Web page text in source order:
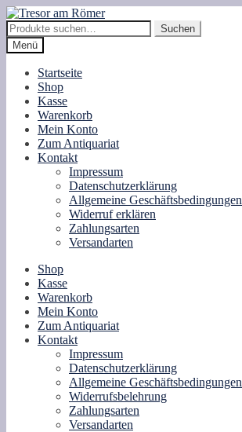
Zur
Navigation
springen
Zum
Inhalt
springen
Suche
nach:
Suchen
Menü
Startseite
Shop
Kasse
Warenkorb
Mein Konto
Zum Antiquariat
Kontakt
Impressum
Datenschutzerklärung
Allgemeine Geschäftsbedingungen
Widerruf erklären
Zahlungsarten
Versandarten
Shop
Kasse
Warenkorb
Mein Konto
Zum Antiquariat
Kontakt
Impressum
Datenschutzerklärung
Allgemeine Geschäftsbedingungen
Widerrufsbelehrung
Zahlungsarten
Versandarten